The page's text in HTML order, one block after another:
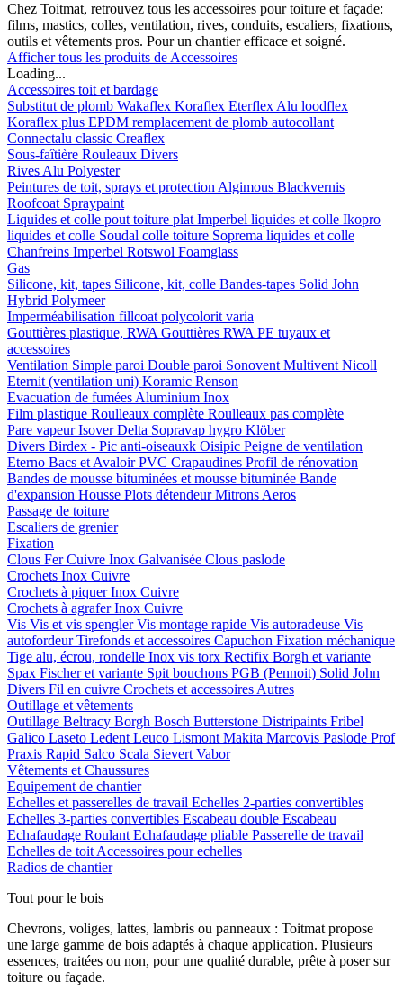
Chez Toitmat, retrouvez tous les accessoires pour toiture et façade:
films, mastics, colles, ventilation, rives, conduits, escaliers, fixations,
outils et vêtements pros. Pour un chantier efficace et soigné.
Afficher tous les produits de Accessoires
Loading...
Accessoires toit et bardage
Substitut de plomb Wakaflex Koraflex Eterflex Alu loodflex
Koraflex plus EPDM remplacement de plomb autocollant
Connectalu classic Creaflex
Sous-faîtière Rouleaux Divers
Rives Alu Polyester
Peintures de toit, sprays et protection Algimous Blackvernis
Roofcoat Spraypaint
Liquides et colle pout toiture plat Imperbel liquides et colle Ikopro
liquides et colle Soudal colle toiture Soprema liquides et colle
Chanfreins Imperbel Rotswol Foamglass
Gas
Silicone, kit, tapes Silicone, kit, colle Bandes-tapes Solid John
Hybrid Polymeer
Imperméabilisation fillcoat polycolorit varia
Gouttières plastique, RWA Gouttières RWA PE tuyaux et
accessoires
Ventilation Simple paroi Double paroi Sonovent Multivent Nicoll
Eternit (ventilation uni) Koramic Renson
Evacuation de fumées Aluminium Inox
Film plastique Roulleaux complète Roulleaux pas complète
Pare vapeurIsoverDelta Sopravap hygro Klöber
Divers Birdex - Pic anti-oiseauxk Oisipic Peigne de ventilation
Eterno Bacs et Avaloir PVC Crapaudines Profil de rénovation
Bandes de mousse bituminées et mousse bituminée Bande
d'expansion Housse Plots détendeurMitrons Aeros
Passage de toiture
Escaliers de grenier
Fixation
Clous FerCuivre Inox Galvanisée Clous paslode
Crochets Inox Cuivre
Crochets à piquerInox Cuivre
Crochets à agraferInox Cuivre
Vis Vis et vis spenglerVis montage rapide Vis autoradeuse Vis
autofordeurTirefonds et accessoires Capuchon Fixation méchanique
Tige alu, écrou, rondelle Inox vis torx Rectifix Borgh et variante
Spax Fischer et variante Spit bouchons PGB (Pennoit) Solid John
Divers Fil en cuivre Crochets et accessoires Autres
Outillage et vêtements
Outillage Beltracy Borgh Bosch Butterstone Distripaints Fribel
Galico Laseto Ledent Leuco Lismont Makita Marcovis Paslode Prof
Praxis Rapid Salco Scala Sievert Vabor
Vêtements et Chaussures
Equipement de chantier
Echelles et passerelles de travail Echelles 2-parties convertibles
Echelles 3-parties convertibles Escabeau double Escabeau
Echafaudage Roulant Echafaudage pliable Passerelle de travail
Echelles de toit Accessoires pour echelles
Radios de chantier
Tout pour le bois
Chevrons, voliges, lattes, lambris ou panneaux : Toitmat propose
une large gamme de bois adaptés à chaque application. Plusieurs
essences, traitées ou non, pour une qualité durable, prête à poser sur
toiture ou façade.